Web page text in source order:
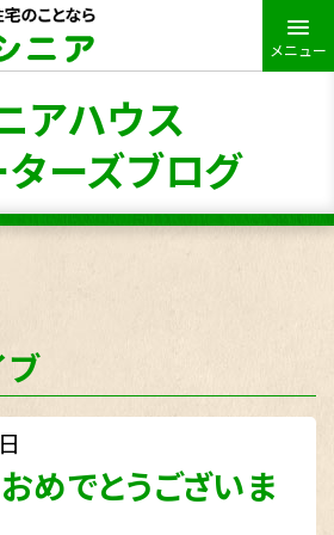
メニュー
アハウス
ーズブログ
めでとうございま